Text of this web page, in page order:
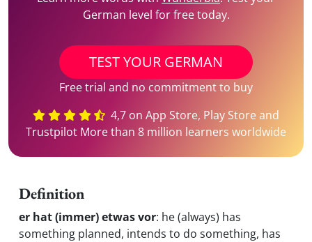
German level for free today.
TEST YOUR GERMAN
Free trial and no commitment to buy
4,7 on App Store, Play Store and
Trustpilot More than 8 million learners worldwide
Definition
er hat (immer) etwas vor: he (always) has
something planned, intends to do something, has